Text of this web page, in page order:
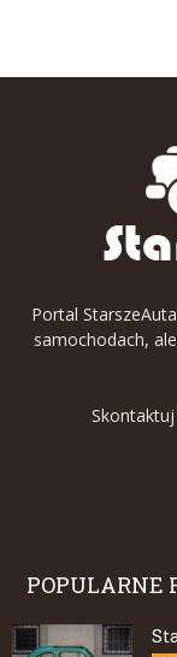
Portal
samochodach,
POPULARNE